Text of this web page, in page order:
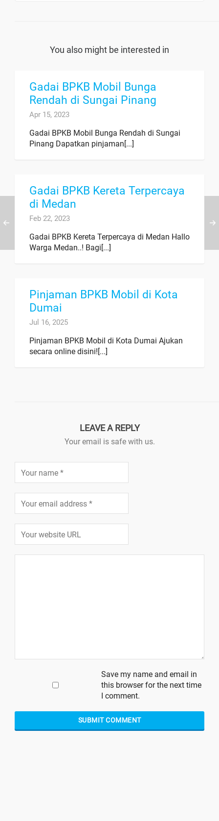
You also might be interested in
Gadai BPKB Mobil Bunga
Rendah di Sungai Pinang
Apr 15, 2023
Gadai BPKB Mobil Bunga Rendah di Sungai
Pinang Dapatkan pinjaman[...]
Gadai BPKB Kereta Terpercaya
di Medan
Feb 22, 2023
Gadai BPKB Kereta Terpercaya di Medan Hallo
Warga Medan..! Bagi[...]
Pinjaman BPKB Mobil di Kota
Dumai
Jul 16, 2025
Pinjaman BPKB Mobil di Kota Dumai Ajukan
secara online disini![...]
LEAVE A REPLY
Your email is safe with us.
Save my name and email in
this browser for the next time
I comment.